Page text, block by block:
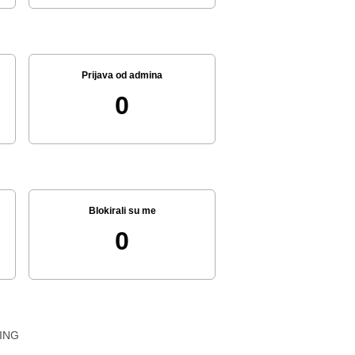
Prijava od admina
0
Blokirali su me
0